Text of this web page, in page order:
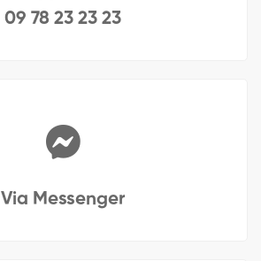
09 78 23 23 23
Via Messenger